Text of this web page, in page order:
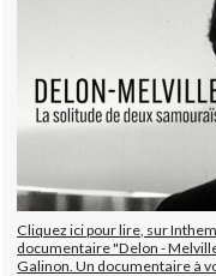
Cliquez ici pour lire, sur
documentaire "Delon -
Galinon. Un documentaire à